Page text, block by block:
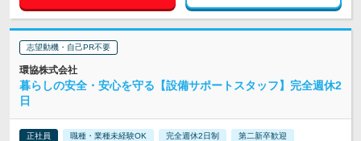
志望動機・自己PR不要
環協株式会社
暮らしの安全・安心を守る【設備サポートスタッフ】完全週休2
日
正社員 職種・業種未経験OK 完全週休2日制 第二新卒歓迎